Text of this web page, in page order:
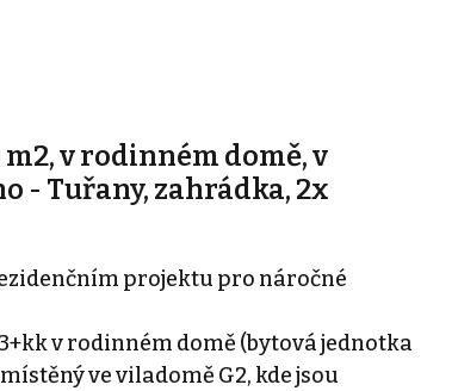
v rodinném domě, v
- Tuřany, zahrádka, 2x
projektu pro náročné
v rodinném domě (bytová jednotka
ve viladomě G2, kde jsou